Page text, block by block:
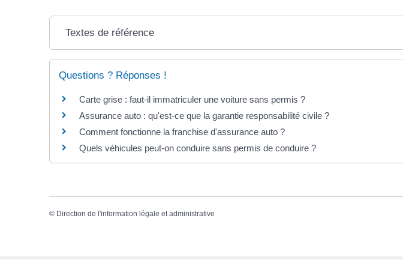
Textes de référence
Questions ? Réponses !
Carte grise : faut-il immatriculer une voiture sans permis ?
Assurance auto : qu'est-ce que la garantie responsabilité civile ?
Comment fonctionne la franchise d'assurance auto ?
Quels véhicules peut-on conduire sans permis de conduire ?
© Direction de l'information légale et administrative